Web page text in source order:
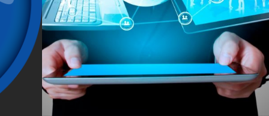
В России Telegram и WhatsApp блокируют - сообщения
Написать в MAX Написать в Telegram